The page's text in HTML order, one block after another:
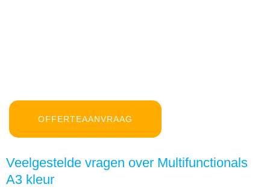
OFFERTEAANVRAAG
Veelgestelde vragen over Multifunctionals
A3 kleur